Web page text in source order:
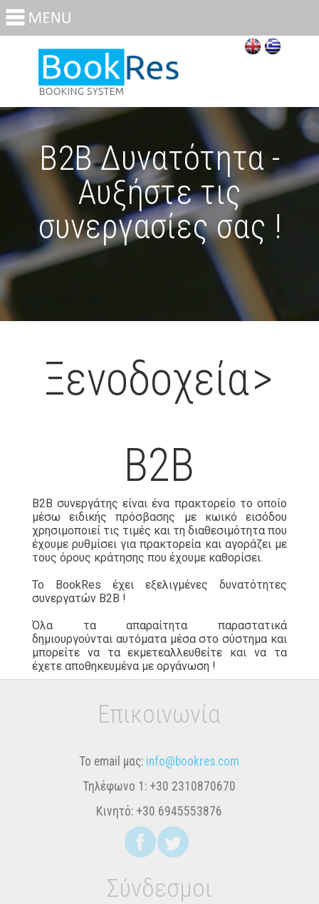
Β2Β Δυνατότητα -
Αυξήστε τις
συνεργασίες σας !
Ξενοδοχεία>
Β2Β
B2B συνεργάτης είναι ένα πρακτορείο το οποίο
μέσω ειδικής πρόσβασης με κωικό εισόδου
χρησιμοποιεί τις τιμές και τη διαθεσιμότητα που
έχουμε ρυθμίσει για πρακτορεία και αγοράζει με
τους όρους κράτησης που έχουμε καθορίσει.
Το BookRes έχει εξελιγμένες δυνατότητες
συνεργατών B2B !
Όλα τα απαραίτητα παραστατικά
δημιουργούνται αυτόματα μέσα στο σύστημα και
μπορείτε να τα εκμετεαλλευθείτε και να τα
έχετε αποθηκευμένα με οργάνωση !
Επικοινωνία
Το email μας: info@bookres.com
Τηλέφωνο 1: +30 2310870670
Κινητό: +30 6945553876
Σύνδεσμοι